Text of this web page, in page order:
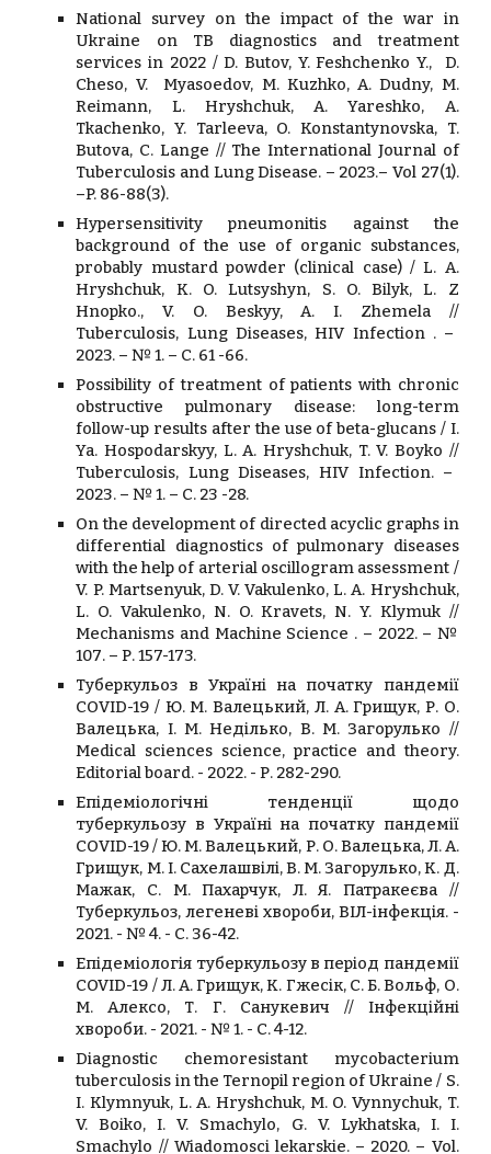
National survey on the impact of the war in
Ukraine on TB diagnostics and treatment
services in 2022 /D. Butov, Y. Feshchenko Y., D.
Cheso, V. Myasoedov, M. Kuzhko, A. Dudny, M.
Reimann, L. Hryshchuk, A. Yareshko, A.
Tkachenko, Y. Tarleeva, O. Konstantynovska, T.
Butova, C. Lange // The International Journal of
Tuberculosis and Lung Disease. – 2023.– Vol 27(1).
–P. 86-88(3).
Hypersensitivity pneumonitis against the
background of the use of organic substances,
probably mustard powder (clinical case) /L. A.
Hryshchuk, K. O. Lutsyshyn, S. O. Bilyk, L. Z
Hnopko., V. O.
Beskyy, A. I. Zhemela //
Tuberculosis, Lung Diseases, HIV Infection . –
2023. – № 1. – С. 61-66.
Possibility of treatment of patients with chronic
obstructive pulmonary disease: long-term
follow-up results after the use of beta-glucans / I.
Ya. Hospodarskyy, L. A. Hryshchuk, T. V. Boyko //
Tuberculosis, Lung Diseases, HIV Infection. –
2023. – № 1. – С. 23 -28.
On the development of directed acyclic graphs in
differential diagnostics of pulmonary diseases
with the help of arterial oscillogram assessment /
V. P. Martsenyuk, D. V. Vakulenko, L. A. Hryshchuk,
L. O. Vakulenko, N. O. Kravets, N. Y. Klymuk //
Mechanisms and Machine Science . – 2022. – №
107. –Р. 157-173.
Туберкульоз в Україні на початку пандемії
CОVID-19 / Ю. М. Валецький, Л. А. Грищук, Р. О.
Валецька, І. М. Неділько, В. М. Загорулько //
Medical sciences science, practice and theory.
Editorial board. - 2022. - Р. 282-290.
Епідеміологічні тенденції щодо
туберкульозу в Україні на початку пандемії
CОVID-19 / Ю. М. Валецький, Р. О. Валецька, Л. А.
Грищук, М. І. Сахелашвілі, В. М. Загорулько, К. Д.
Мажак, С. М. Пахарчук, Л. Я. Патракеєва //
Туберкульоз, легеневі хвороби, ВІЛ-інфекція. -
2021. - № 4. - С. 36-42.
Епідеміологія туберкульозу в період пандемії
COVID-19 / Л. А. Грищук, К. Гжесік, С. Б. Вольф, О.
М. Алексо, Т. Г. Санукевич // Інфекційні
хвороби. - 2021. - № 1. - С. 4-12.
Diagnostic chemoresistant mycobacterium
tuberculosis in the Ternopil region of Ukraine / S.
I. Klymnyuk, L. A. Hryshchuk, M. O. Vynnychuk, T.
V. Boiko, I. V. Smachylo, G. V. Lykhatska, I. I.
Smachylo // Wiadomosci lekarskie. – 2020. – Vol.